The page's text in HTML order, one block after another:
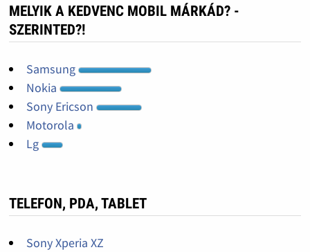
MELYIK A KEDVENC MOBIL MÁRKÁD? -
SZERINTED?!
Samsung
Nokia
Sony Ericson
Motorola
Lg
TELEFON, PDA, TABLET
Sony Xperia XZ